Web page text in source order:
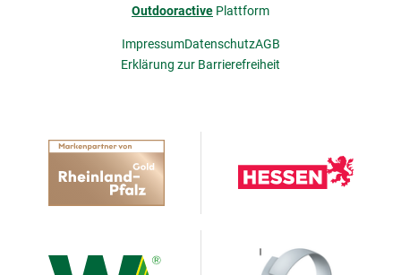
Outdooractive Plattform
ImpressumDatenschutzAGB
Erklärung zur Barrierefreiheit